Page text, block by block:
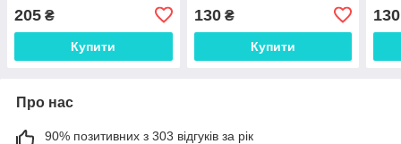
205 ₴
Купити
130₴
Купити
130
Про нас
90% позитивних з 303 відгуків за рік